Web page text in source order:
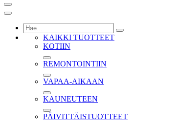
KAIKKI TUOTTEET
KOTIIN
REMONTOINTIIN
VAPAA-AIKAAN
KAUNEUTEEN
PÄIVITTÄISTUOTTEET